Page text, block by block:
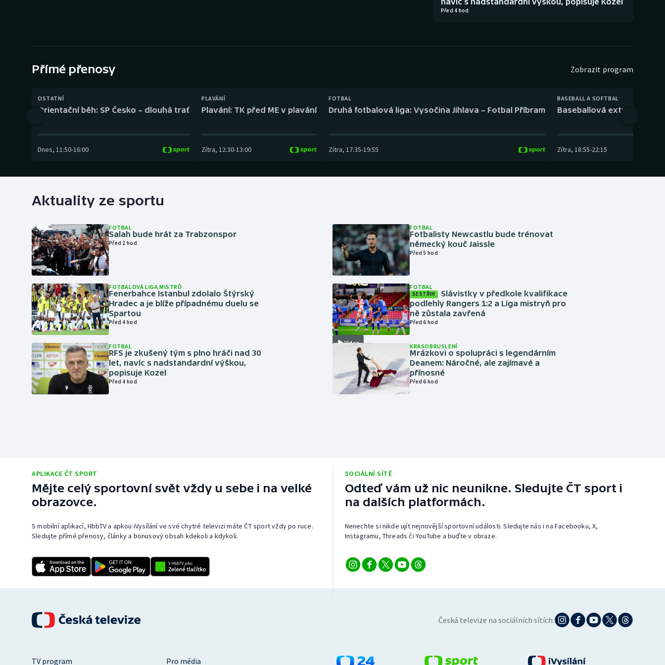
Před 4 hod
Přímé přenosy Zobrazit program
OSTATNÍ
Orientační běh: SP Česko – dlouhá trať
Dnes, 11:50-16:00
PLAVÁNÍ
Plavání: TK před ME v plavání
Zítra, 12:30-13:00
FOTBAL
Druhá fotbalová liga: Vysočina Jihlava – Fotbal Příbram
Zítra, 17:35-19:55
BASEBALL A SOFTBAL
Baseballová extraliga:
Zítra, 18:55-22:15
Aktuality ze sportu
FOTBAL
Salah bude hrát za Trabzonspor
Před 2 hod
FOTBALOVÁ LIGA MISTRŮ
Fenerbahce Istanbul zdolalo Štýrský
Hradec a je blíže případnému duelu se
Spartou
Před 4 hod
FOTBAL
RFS je zkušený tým s plno hráči nad 30
let, navíc s nadstandardní výškou,
popisuje Kozel
Před 4 hod
FOTBAL
Fotbalisty Newcastlu bude trénovat
německý kouč Jaissle
Před 5 hod
Video
FOTBAL
SESTŘIH
Slávistky v předkole kvalifikace
podlehly Rangers 1:2 a Liga mistryň pro
ně zůstala zavřená
Před 6 hod
KRASOBRUSLENÍ
Mrázkovi o spolupráci s legendárním
Deanem: Náročné, ale zajímavé a
přínosné
Před 6 hod
APLIKACE ČT SPORT
Mějte celý sportovní svět vždy u sebe i na velké
obrazovce.
S mobilní aplikací, HbbTV a apkou iVysílání ve své chytré televizi máte ČT sport vždy po ruce.
Sledujte přímé přenosy, články a bonusový obsah kdekoli a kdykoli.
SOCIÁLNÍ SÍTĚ
Odteď vám už nic neunikne. Sledujte ČT sport i
na dalších platformách.
Nenechte si nikde ujít nejnovější sportovní události. Sledujte nás i na Facebooku, X,
Instagramu, Threads či YouTube a buďte v obraze.
Česká televize na sociálních sítích:
TV program Pro média